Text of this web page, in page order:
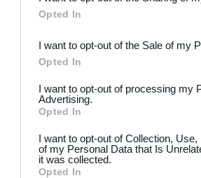
third parties.
Opted In
I want to opt-out of the Sale of my
Opted In
I want to opt-out of processing my
Advertising.
Opted In
I want to opt-out of Collection,
of my Personal Data that Is
it was collected.
Opted In